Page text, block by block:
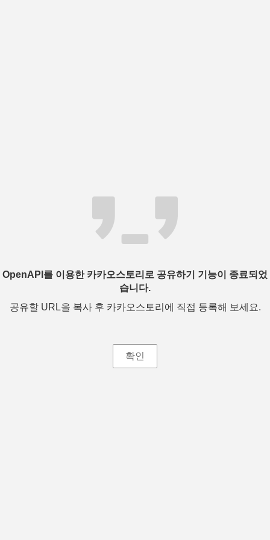
OpenAPI를 이용한 카카오스토리로 공유하기 기능이 종료되었
습니다.
공유할 URL을 복사 후 카카오스토리에 직접 등록해 보세요.
확인